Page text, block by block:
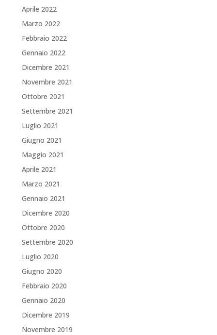
Aprile 2022
Marzo 2022
Febbraio 2022
Gennaio 2022
Dicembre 2021
Novembre 2021
Ottobre 2021
Settembre 2021
Luglio 2021
Giugno 2021
Maggio 2021
Aprile 2021
Marzo 2021
Gennaio 2021
Dicembre 2020
Ottobre 2020
Settembre 2020
Luglio 2020
Giugno 2020
Febbraio 2020
Gennaio 2020
Dicembre 2019
Novembre 2019